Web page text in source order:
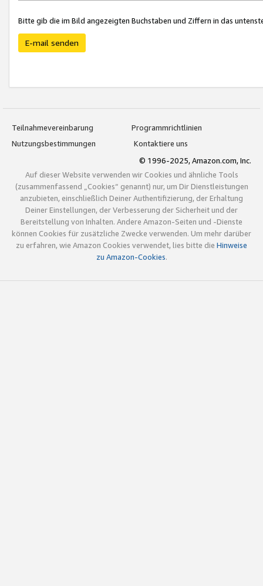
Bitte gib die im Bild angezeigten Buchstaben und Ziffern in das
E-mail senden
Teilnahmevereinbarung
Programmrichtlinien
Nutzungsbestimmungen
Kontaktiere uns
© 1996-2025, Amazon.com, Inc.
Auf dieser Website verwenden wir Cookies und ähnliche Tools
(zusammenfassend „Cookies“ genannt) nur, um Dir Dienstleistungen
anzubieten, einschließlich Deiner Authentifizierung, der Erhaltung
Deiner Einstellungen, der Verbesserung der Sicherheit und der
Bereitstellung von Inhalten. Andere Amazon-Seiten und -Dienste
können Cookies für zusätzliche Zwecke verwenden. Um mehr darüber
zu erfahren, wie Amazon Cookies verwendet, lies bitte die Hinweise
zu Amazon-Cookies.